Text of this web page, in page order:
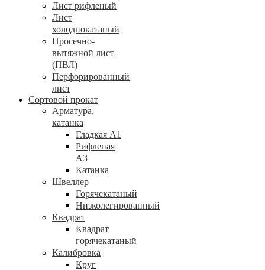
Лист рифленый
Лист
холоднокатаный
Просечно-
вытяжной лист
(ПВЛ)
Перфорированный
лист
Сортовой прокат
Арматура,
катанка
Гладкая А1
Рифленая
А3
Катанка
Швеллер
Горячекатаный
Низколегированный
Квадрат
Квадрат
горячекатаный
Калибровка
Круг